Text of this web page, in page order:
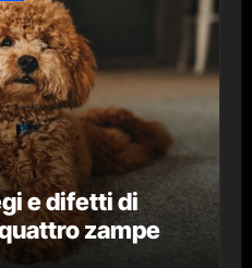
e difetti di
zampe